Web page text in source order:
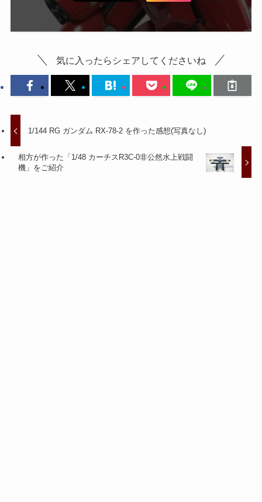
気に入ったらシェアしてくださいね
1/144 RG ガンダム RX-78-2 を作った感想(写真なし)
相方が作った「1/48 カーチスR3C-0非公然水上戦闘
機」をご紹介